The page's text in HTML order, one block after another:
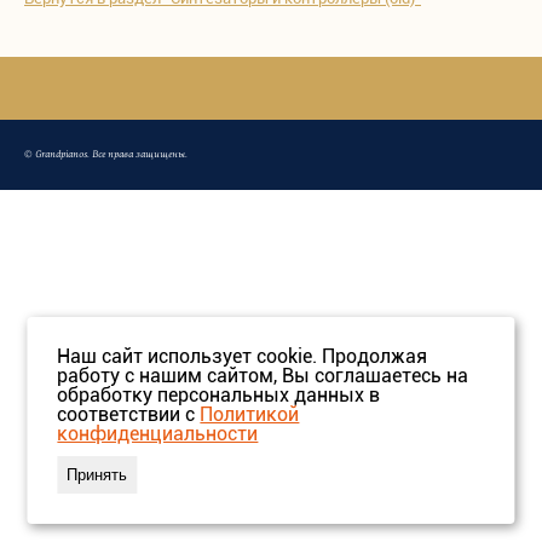
©Grandpianos. Все права защищены.
Наш сайт использует cookie. Продолжая
работу с нашим сайтом, Вы соглашаетесь на
обработку персональных данных в
соответствии с Политикой
конфиденциальности
Принять